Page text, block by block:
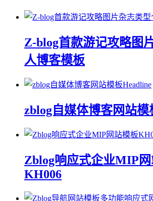
Z-blog首款游记攻略图
人博客模板
zblog自媒体博客网站模
Zblog响应式企业MIP
KH006